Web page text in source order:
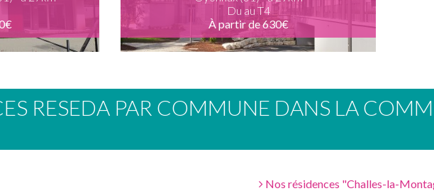
Du au T4
À partir de 630€
RESEDA PAR COMMUNE DANS LA
Nos résidences "Challes-la-